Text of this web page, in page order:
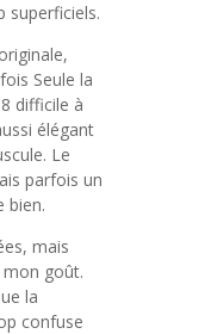
superficiels.
Seule la
difficile à
élégant
Le
parfois un
bien.
mais
mon goût.
la
confuse